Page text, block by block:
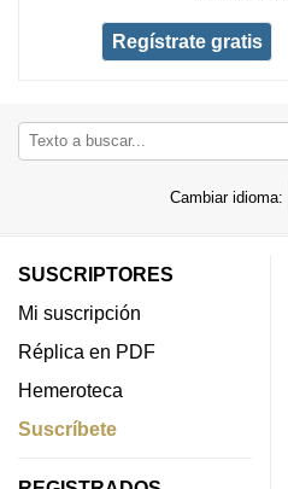
Regístrate gratis
Cambiar idioma:
SUSCRIPTORES
Mi suscripción
Réplica en PDF
Hemeroteca
Suscríbete